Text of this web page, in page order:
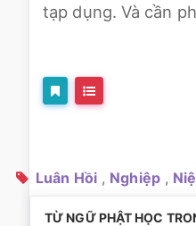
tạp dụng. Và cần
Luân Hồi , Nghiệp ,
TỪ NGỮ PHẬT HỌC